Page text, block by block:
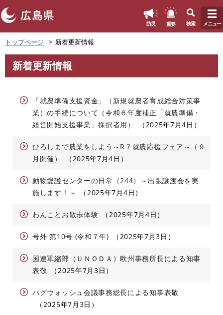
ペ
ー
ジ
先
防災 重要 検索 メニュー
トップページ 新着更新情報
文
新着更新情報
「就農準備支援資金」（新規就農者育成総合対策事
業）の手続について（令和６年度補正「就農準備・
経営開始支援事業」採択者用）
2025年7月4日
ひろしまで農業をしよう～R７就農応援フェア～（９
月開催）
2025年7月4日
動物愛護センターの日常（244）～出張譲渡会を実
施します！～
2025年7月4日
わんことお散歩体験 2025年7月4日
号外 第10号 (令和７年) 2025年7月3日
国連軍縮部（ＵＮＯＤＡ）欧州事務所長による知事
表敬
2025年7月3日
パグウォッシュ会議事務総長による知事表敬
2025年7月3日